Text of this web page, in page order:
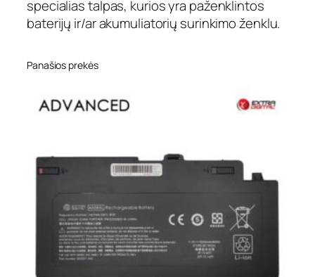
specialias talpas, kurios yra paženklintos
baterijų ir/ar akumuliatorių surinkimo ženklu.
Panašios prekės